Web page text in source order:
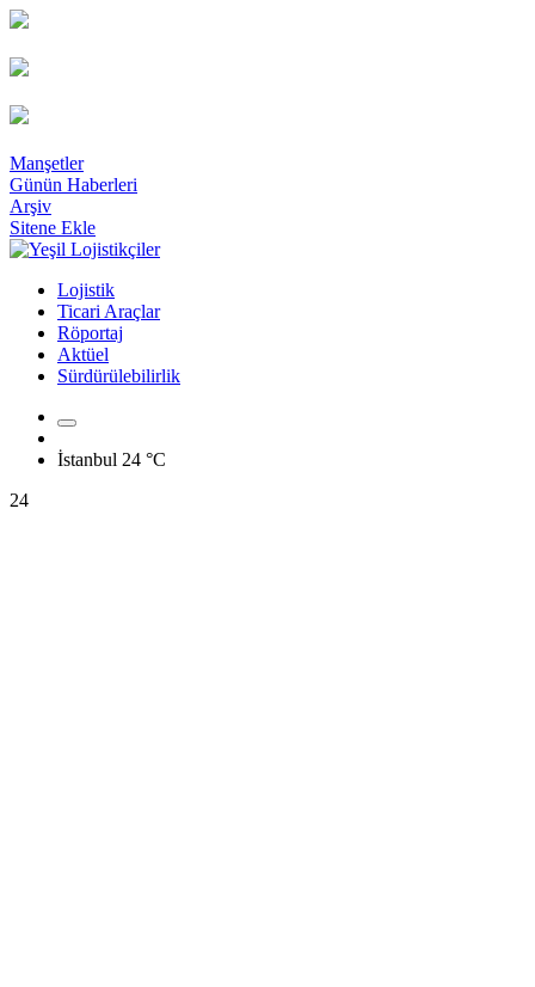
Manşetler
Günün Haberleri
Arşiv
Sitene Ekle
Lojistik
Ticari Araçlar
Röportaj
Aktüel
Sürdürülebilirlik
İstanbul 24 °C
24